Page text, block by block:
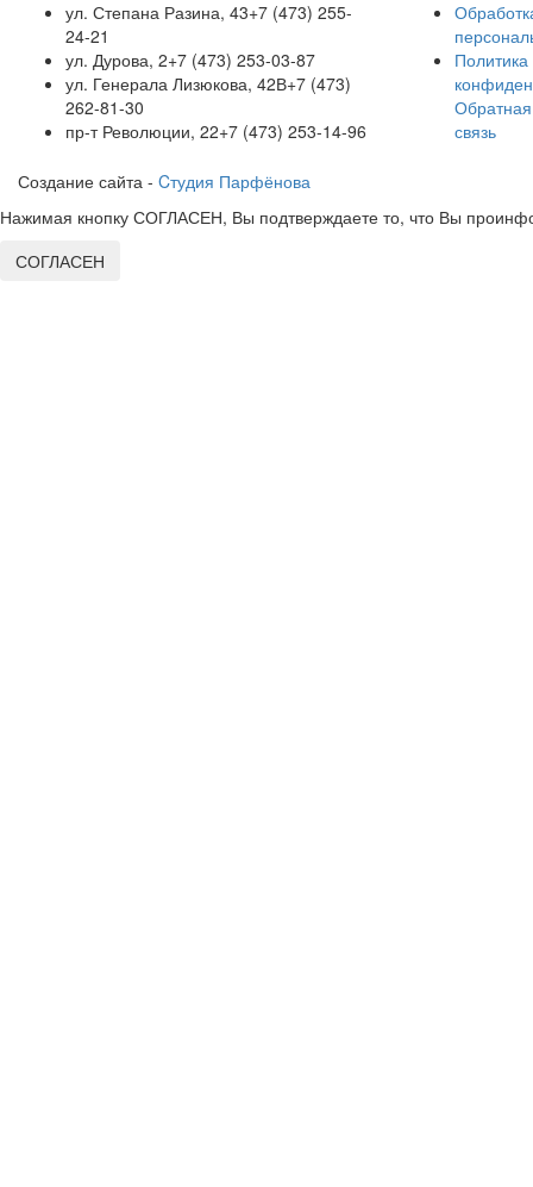
ул. Степана Разина, 43+7 (473) 255-
24-21
ул. Дурова, 2+7 (473) 253-03-87
ул. Генерала Лизюкова, 42В+7 (473)
262-81-30
пр-т Революции, 22+7 (473) 253-14-96
Политика
Обратная
связь
Создание сайта - Cтудия Парфёнова
Нажимая кнопку СОГЛАСЕН, Вы подтверждаете то, что Вы
СОГЛАСЕН